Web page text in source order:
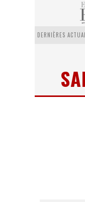
DERNIÈRES